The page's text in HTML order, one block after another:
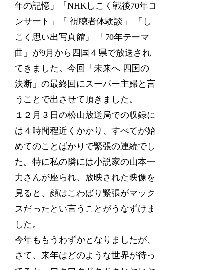
年の記憶」「NHKしこく戦後70年コ
ンサート」「 視聴者体験談」 「し
こく思い出写真館」 「70年テーマ
曲」が9月から四国４県で放送され
てきました。今回「未来へ 四国の
決断」の最終回にスーパー主婦と言
うことで出させて頂きました。
１２月３日の松山放送局での収録に
は４時間程近くかかり、すべてが始
めてのことばかりで緊張の連続でし
た。特に私の隣には小説家の山本一
力さんが座られ、放映された映像を
見ると、顔はこわばり緊張がマック
スだったとい言うことがうなずけま
した。
今年ももうわずかとなりましたが、
さて、来年はどのような世界が待っ